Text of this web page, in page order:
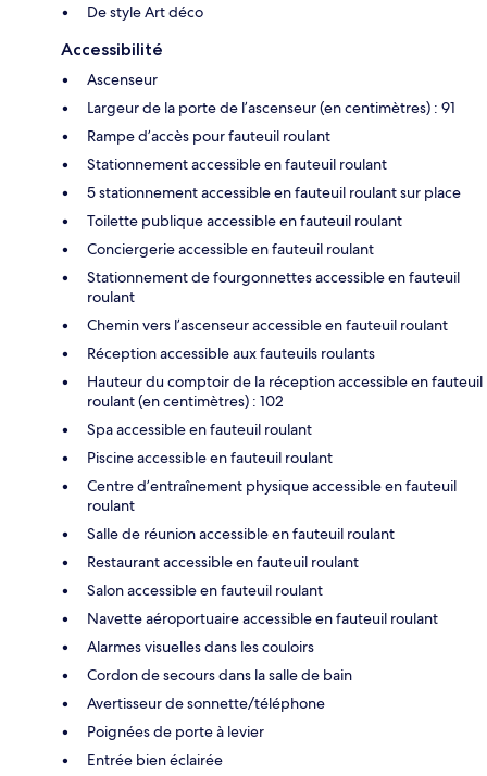
De style Art déco
Accessibilité
Ascenseur
Largeur de la porte de l’ascenseur (en centimètres) : 91
Rampe d’accès pour fauteuil roulant
Stationnement accessible en fauteuil roulant
5 stationnement accessible en fauteuil roulant sur place
Toilette publique accessible en fauteuil roulant
Conciergerie accessible en fauteuil roulant
Stationnement de fourgonnettes accessible en fauteuil
roulant
Chemin vers l’ascenseur accessible en fauteuil roulant
Réception accessible aux fauteuils roulants
Hauteur du comptoir de la réception accessible en fauteuil
roulant (en centimètres) : 102
Spa accessible en fauteuil roulant
Piscine accessible en fauteuil roulant
Centre d’entraînement physique accessible en fauteuil
roulant
Salle de réunion accessible en fauteuil roulant
Restaurant accessible en fauteuil roulant
Salon accessible en fauteuil roulant
Navette aéroportuaire accessible en fauteuil roulant
Alarmes visuelles dans les couloirs
Cordon de secours dans la salle de bain
Avertisseur de sonnette/téléphone
Poignées de porte à levier
Entrée bien éclairée